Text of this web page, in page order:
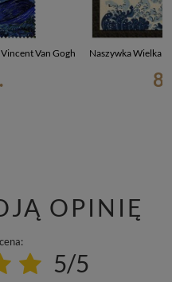
Van Gogh Naszywka Wielka
OPINIĘ
5/5